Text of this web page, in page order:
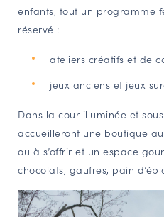
enfants, tout un programme
réservé :
ateliers créatifs et de
jeux anciens et jeux
Dans la cour illuminée et
accueilleront une boutique
ou à s’offrir et un espace
chocolats, gaufres, pain